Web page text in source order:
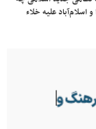
اسلام‌آباد علیه خلاء